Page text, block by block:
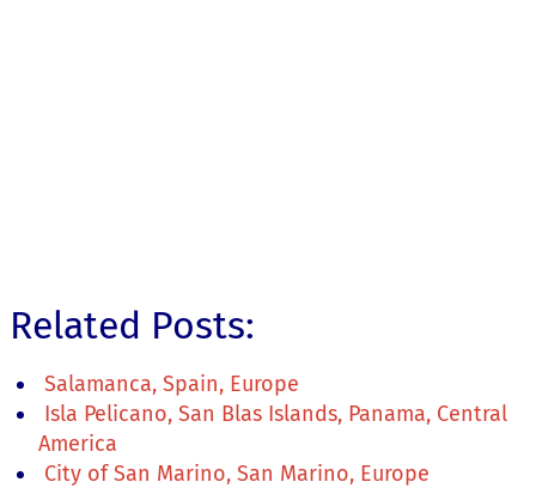
Related Posts:
Salamanca, Spain, Europe
Isla Pelicano, San Blas Islands, Panama, Central
America
City of San Marino, San Marino, Europe